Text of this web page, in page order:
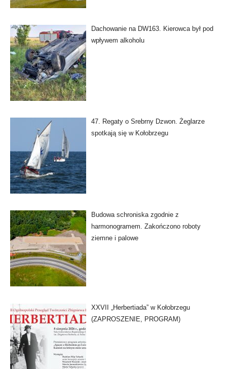
Dachowanie na DW163. Kierowca był pod
wpływem alkoholu
47. Regaty o Srebrny Dzwon. Żeglarze
spotkają się w Kołobrzegu
Budowa schroniska zgodnie z
harmonogramem. Zakończono roboty
ziemne i palowe
XXVII „Herbertiada” w Kołobrzegu
(ZAPROSZENIE, PROGRAM)